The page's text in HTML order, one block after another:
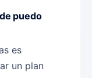
puedo
es
un plan